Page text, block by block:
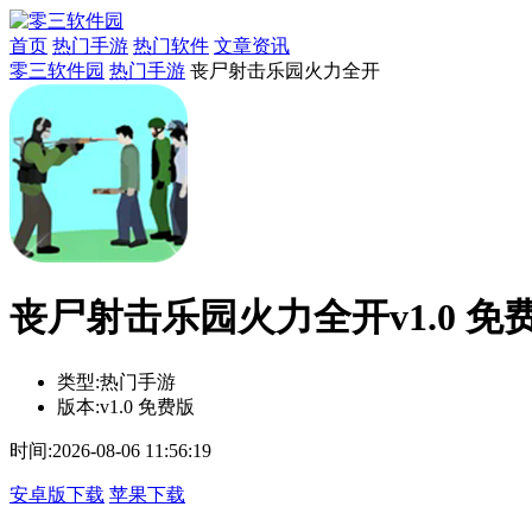
首页 热门手游 热门软件 文章资讯
零三软件园 热门手游 丧尸射击乐园火力全开
丧尸射击乐园火力全开v1.0 免
类型:热门手游
版本:v1.0 免费版
时间:2026-08-06 11:56:19
安卓版下载 苹果下载